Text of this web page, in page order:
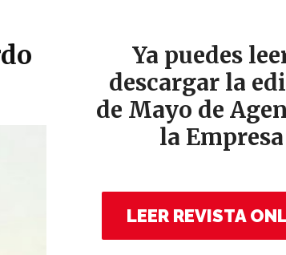
Ya puedes
descargar la
de Mayo de
la Empresa
LEER REVISTA